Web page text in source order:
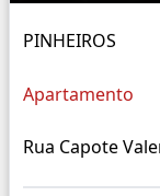
PINHEIROS
Apartamento
Rua Capote